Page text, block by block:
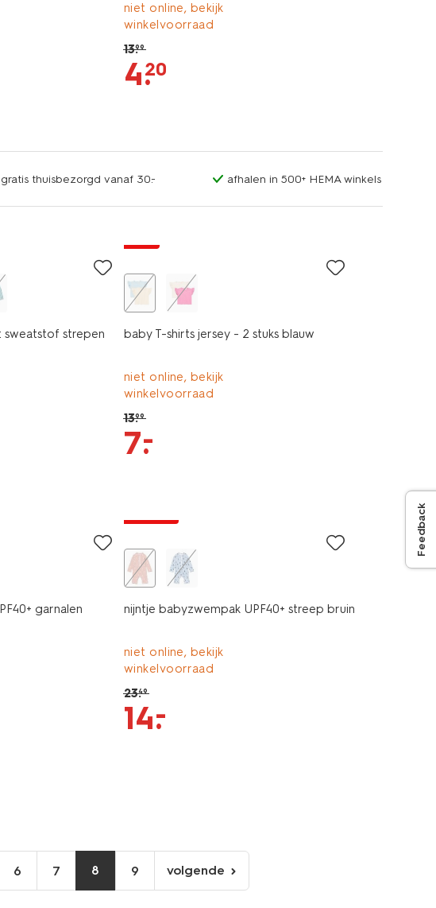
niet online, bekijk
winkelvoorraad
13.99
4.
20
gratis thuisbezorgd vanaf 30.- afhalen in 500+ HEMA winkels
strepen
baby T-shirts jersey - 2 stuks blauw
niet online, bekijk
winkelvoorraad
13.99
7.
–
garnalen
nijntje babyzwempak UPF40+ streep bruin
niet online, bekijk
winkelvoorraad
23.49
14.
–
6 7 8 9
volgende
pagina
volgende
Feedback